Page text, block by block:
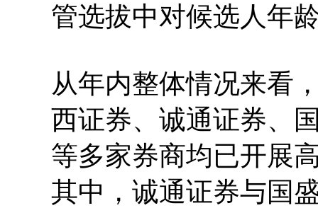
管选拔中对候选人年
从年内整体情况来看
西证券、诚通证券、
等多家券商均已开展
其中，诚通证券与国